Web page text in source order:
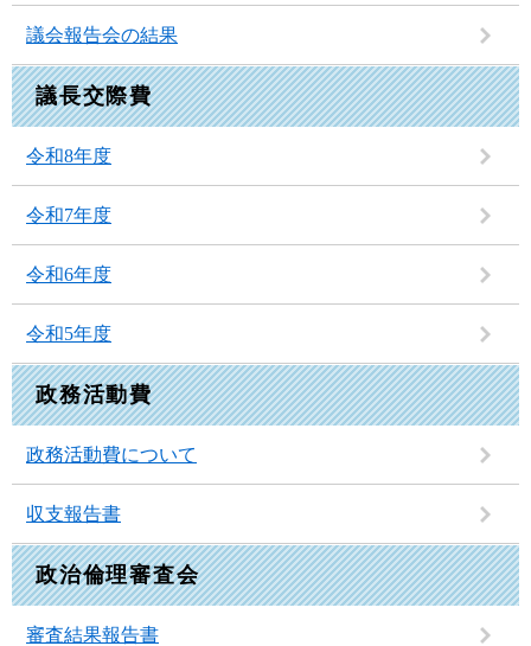
議会報告会の結果
議長交際費
令和8年度
令和7年度
令和6年度
令和5年度
政務活動費
政務活動費について
収支報告書
政治倫理審査会
審査結果報告書